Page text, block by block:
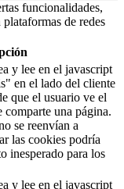
funcionalidades,
de redes
y lee en el javascript
en el lado del cliente
que el usuario ve el
comparte una página.
se reenvían a
las cookies podría
inesperado para los
y lee en el javascript